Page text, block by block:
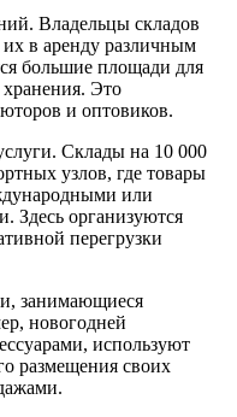
Владельцы складов
в аренду различным
большие площади для
Это
и оптовиков.
Склады на 10 000
узлов, где товары
или
Здесь организуются
перегрузки
занимающиеся
новогодней
используют
размещения своих